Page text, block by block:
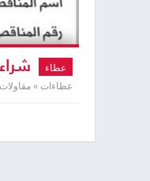
عطاء
عطاءات »